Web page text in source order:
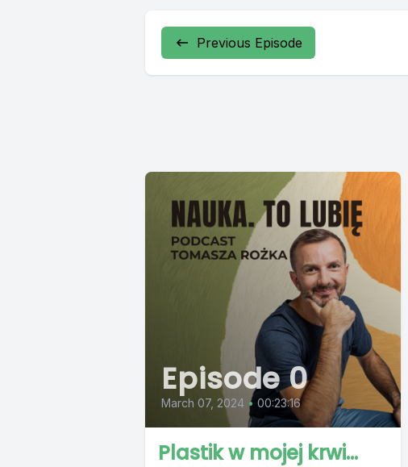
Previous Episode
Episode 0
March 07, 2024 • 00:23:16
Plastik w mojej krwi...